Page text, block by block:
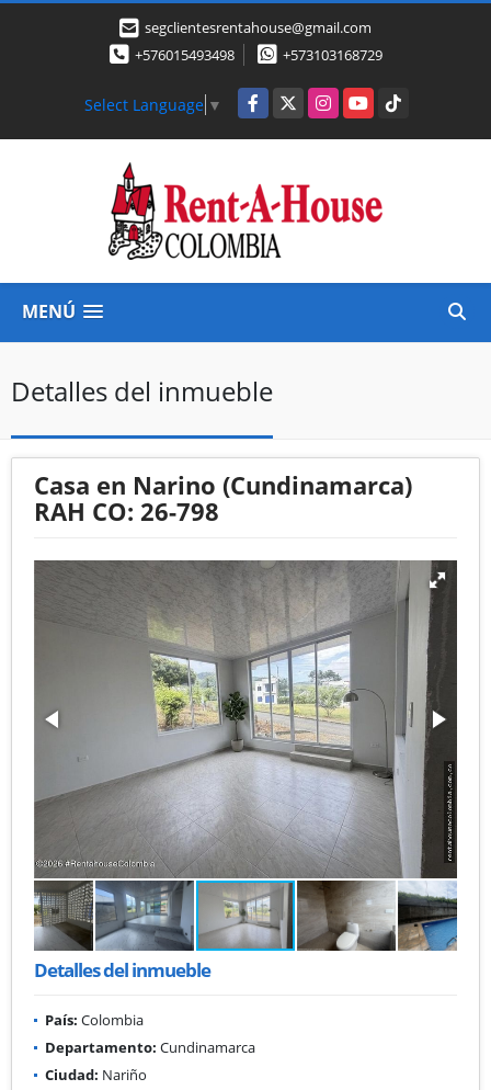
segclientesrentahouse@gmail.com
+576015493498
+573103168729
Select Language ▼ Facebook
X InstagramYouTubeTikTok
MENÚ
Detalles del inmueble
Casa en Narino (Cundinamarca)
RAH CO: 26-798
Detalles del inmueble
País: Colombia
Departamento: Cundinamarca
Ciudad: Nariño